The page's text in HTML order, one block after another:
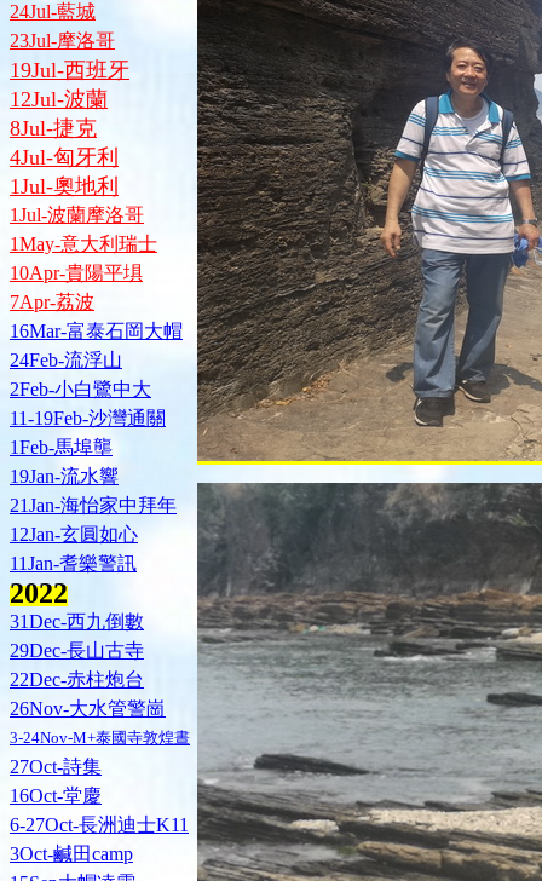
24Jul-藍城
23Jul-摩洛哥
19Jul-西班牙
12Jul-波蘭
8Jul-捷克
4Jul-匈牙利
1Jul-奧地利
1Jul-波蘭摩洛哥
1May-意大利瑞士
10Apr-貴陽平埧
7Apr-荔波
16Mar-富泰石岡大帽
24Feb-流浮山
2Feb-小白鷺中大
11-19Feb-沙灣通關
1Feb-馬埠壟
19Jan-流水響
21Jan-海怡家中拜年
12Jan-玄圓如心
11Jan-耆樂警訊
2022
31Dec-西九倒數
29Dec-長山古寺
22Dec-赤柱炮台
26Nov-大水管警崗
3-24Nov-M+泰國寺敦煌晝
27Oct-詩集
16Oct-堂慶
6-27Oct-長洲迪士K11
3Oct-鹹田camp